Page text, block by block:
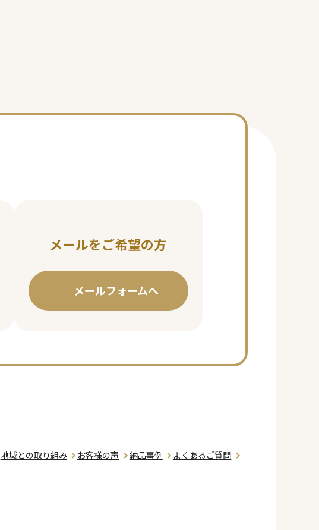
メールをご希望の方
メールフォームへ
地域との取り組み お客様の声 納品事例
よくあるご質問